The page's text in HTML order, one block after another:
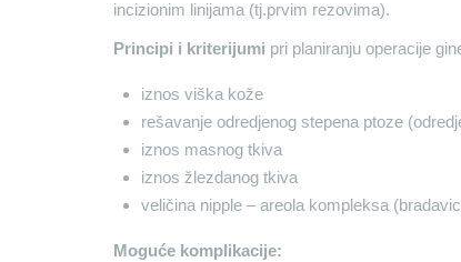
incizionim linijama (tj.prvim rezovima).
Principi i kriterijumi pri planiranju operacije
iznos viška kože
rešavanje odredjenog stepena ptoze
iznos masnog tkiva
iznos žlezdanog tkiva
veličina nipple – areola kompleksa
Moguće komplikacije: